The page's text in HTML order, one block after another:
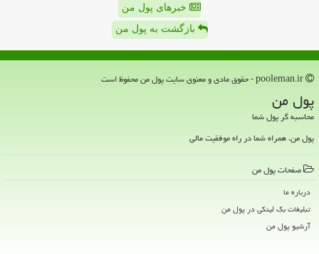
خبرهای پول من
بازگشت به پول من
پول من
محاسبه گر پول شما
پول من، همراه شما در راه موفقیت مالی
صفحات پول من
درباره ما
تبلیغات بک لینکی در پول من
آرشیو پول من